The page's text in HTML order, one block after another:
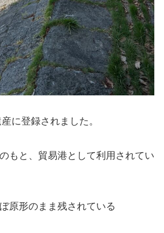
に登録されました。
もと、貿易港として利用されてい
原形のまま残されている